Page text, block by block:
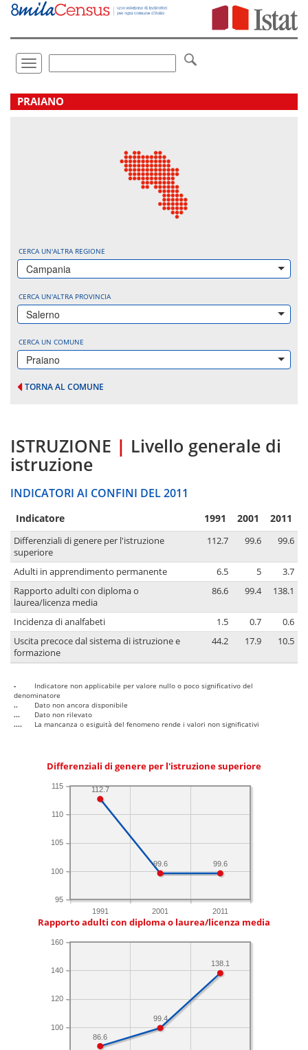
Vai
direttamente
Toggle
navigation
.
PRAIANO
CERCA UN'ALTRA REGIONE
Campania
CERCA UN'ALTRA PROVINCIA
Salerno
CERCA UN COMUNE
Praiano
TORNA AL COMUNE
ISTRUZIONE | Livello generale di
istruzione
INDICATORI AI CONFINI DEL 2011
Indicatore 1991 2001 2011
Differenziali di genere per l'istruzione
superiore
112.7 99.6 99.6
Adulti in apprendimento permanente 6.5 5
3.7
Rapporto adulti con diploma o
laurea/licenza media
86.6 99.4 138.1
Incidenza di analfabeti 1.5 0.7
0.6
Uscita precoce dal sistema di istruzione e
formazione
44.2 17.9 10.5
-
Indicatore non applicabile per valore nullo o poco significativo del
denominatore
..
Dato non ancora disponibile
...
Dato non rilevato
....
La mancanza o esiguità del fenomeno rende i valori non significativi
Differenziali di genere per l'istruzione superiore
1991 2001 2011
95
100
105
110
115
99.6
99.6
112.7
Rapporto adulti con diploma o laurea/licenza media
100
120
140
160
138.1
99.4
86.6